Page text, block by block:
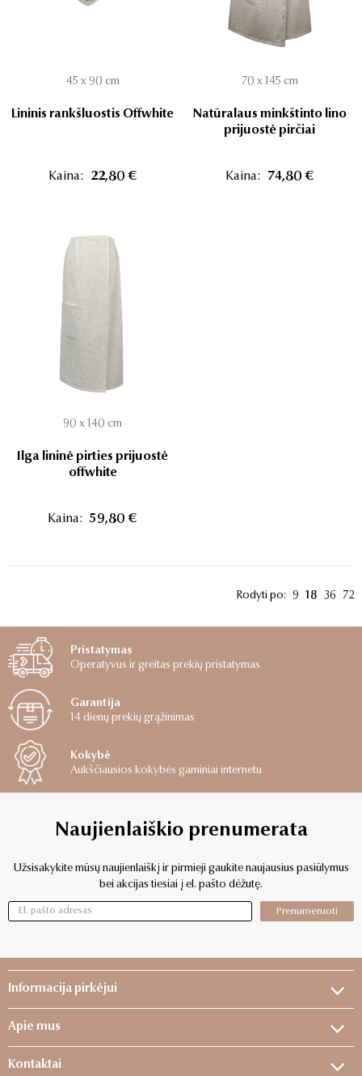
45 x 90 cm
Lininis rankšluostis Offwhite
Kaina: 22,80 €
70 x 145 cm
Natūralaus minkštinto lino
prijuostė pirčiai
Kaina: 74,80 €
90 x 140 cm
Ilga lininė pirties prijuostė
offwhite
Kaina: 59,80 €
Rodyti po: 9 18 36 72
Pristatymas
Operatyvus ir greitas prekių pristatymas
Garantija
14 dienų prekių grąžinimas
Kokybė
Aukščiausios kokybės gaminiai internetu
Naujienlaiškio prenumerata
Užsisakykite mūsų naujienlaiškį ir pirmieji gaukite naujausius pasiūlymus
bei akcijas tiesiai į el. pašto dėžutę.
Prenumeruoti
Informacija pirkėjui
Apie mus
Kontaktai